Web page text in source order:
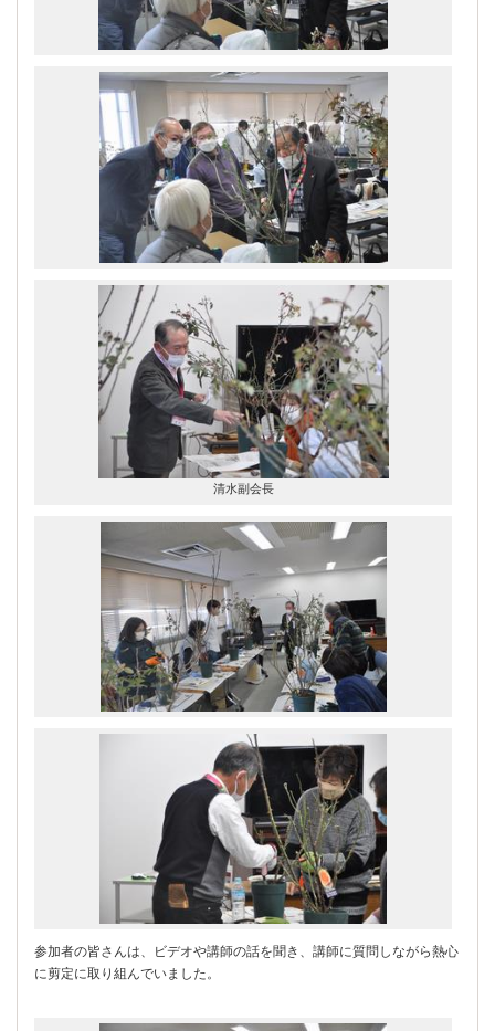
清水副会長
参加者の皆さんは、ビデオや講師の話を聞き、講師に質問しながら熱心
に剪定に取り組んでいました。